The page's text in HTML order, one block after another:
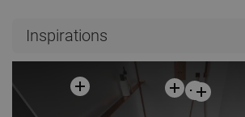
Inspirations